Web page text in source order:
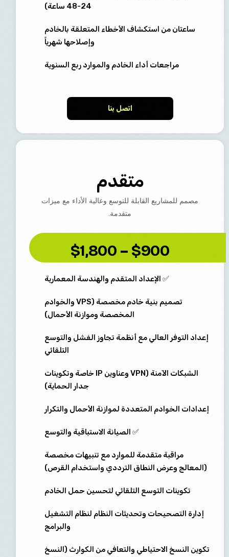
24-48 ساعة)
ساعتان من استكشاف الأخطاء المتعلقة بالخادم
وإصلاحها شهرياً
مراجعات أداء الخادم والموارد ربع السنوية
اتصل بنا
متقدم
مصمم للمشاريع القابلة للتوسع وعالية الأداء مع ميزات
متقدمة.
$900 – $1,800
✅ الإعداد المتقدم والهندسة المعمارية
تصميم بنية خادم مخصصة (VPS والخوادم
المخصصة وموازنة الأحمال)
إعداد التوفر العالي مع أنظمة تجاوز الفشل والتوسع
التلقائي
الشبكات الآمنة (VPN وعناوين IP خاصة وتكوينات
جدار الحماية)
إعدادات الخوادم المتعددة لموازنة الأحمال والتكرار
✅ الصيانة الاستباقية والتوسع
مراقبة متقدمة للموارد مع تنبيهات مخصصة
(المعالج وعرض النطاق الترددي واستخدام القرص)
تكوينات التوسع التلقائي لتحسين حمل الخادم
إدارة التصحيحات وتحديثات النظام لنظام التشغيل
والبرامج
تكوين النسخ الاحتياطي والتعافي من الكوارث (النسخ